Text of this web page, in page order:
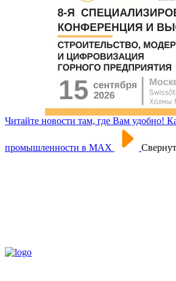
Читайте новости там, где Вам удобно!
промышленности в МАХ